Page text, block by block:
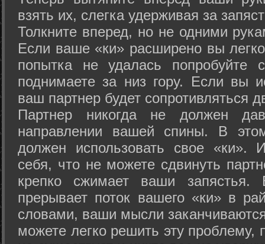
взять их, слегка удерживая за
Толкните вперед, но не одними
Если ваше «ки» расширено вы
попытка не удалась попробуйте
поднимаете за низ гору. Если вы
ваш партнер будет сопротивляться
Партнер никогда не должен
направлении вашей спины. В
должен использовать свое «ки».
себя, что не можете сдвинуть
крепко сжимает ваши запястья.
прерывает поток вашего «ки» в
словами, ваши мысли
можете легко решить эту проблему,